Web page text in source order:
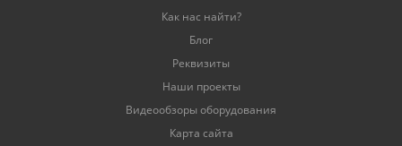
Как нас найти?
Блог
Реквизиты
Наши проекты
Видеообзоры оборудования
Карта сайта